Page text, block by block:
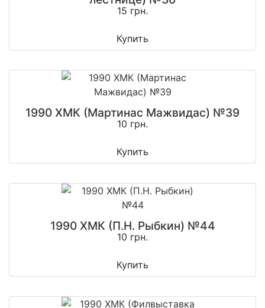
15 грн.
Купить
1990 ХМК (Мартинас Мажвидас) №39
10 грн.
Купить
1990 ХМК (П.Н. Рыбкин) №44
10 грн.
Купить